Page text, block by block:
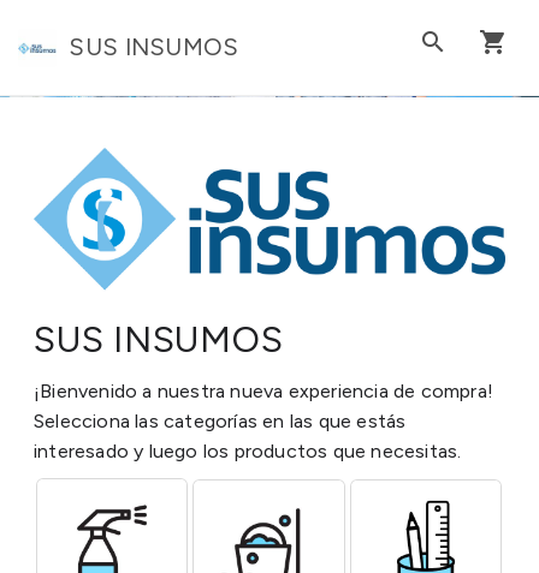
SUS INSUMOS search shopping_cart
SUS INSUMOS
¡Bienvenido a nuestra nueva experiencia de compra!
Selecciona las categorías en las que estás
interesado y luego los productos que necesitas.